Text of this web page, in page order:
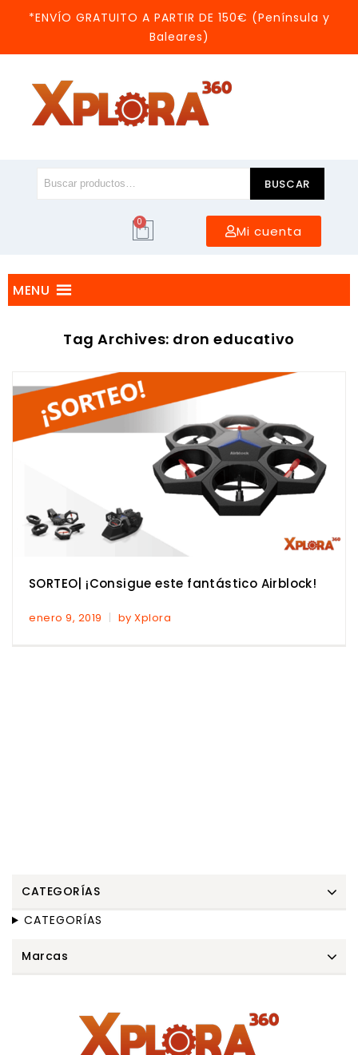
*ENVÍO GRATUITO A PARTIR DE 150€ (Península y
Baleares)
BUSCAR
0
Mi cuenta
MENU
Tag Archives: dron educativo
SORTEO| ¡Consigue este fantástico Airblock!
enero 9, 2019 by Xplora
CATEGORÍAS
CATEGORÍAS
Marcas